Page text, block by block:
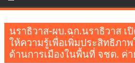
นราธิวาส-ผบ.ฉก.นราธิวาส เ
ให้ความรู้เพื่อเพิ่มประสิทธิภา
ด้านการเมืองในพื้นที่ จชต. ค่